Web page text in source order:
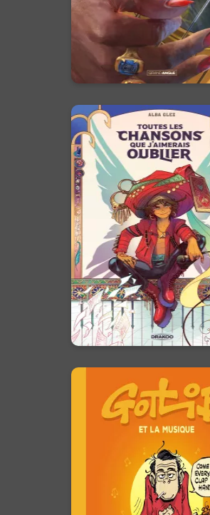
En voir +
Toutes les
chansons
j'aimerais
histoire
Date de
16/04/2025
Rencontrez Fernando
une capacité
exceptionnelle, mais
roi immortel caché
visage adorable.
En voir +
Les Jolis
Cultes
Tome 03 -
La Musique
Date de
04/06/2025
Marcel Gotlib était un